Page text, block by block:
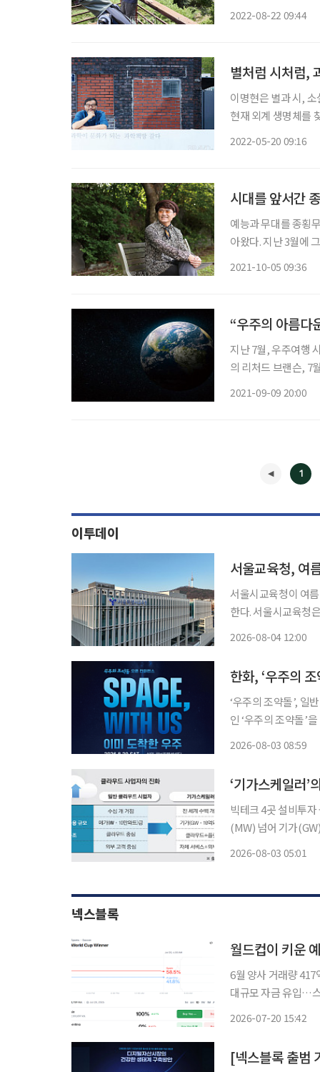
2022-08-22 09:44
별처럼 시처럼,
이명현은 별과 시,
현재 외계 생명체를
2022-05-20 09:16
시대를 앞서간
예능과 무대를 종횡
아왔다. 지난 3월에
2021-10-05 09:36
“우주의 아름다
지난 7월, 우주여행
의 리처드 브랜슨, 7
2021-09-09 20:00
1
이투데이
서울교육청, 여
서울시교육청이 여
한다. 서울시교육청은 독서캠페인 '북웨이브(BookWave)'와 연계해 산하 23개 도서관과 평
2026-08-04 12:00
한화, ‘우주의
‘우주의 조약돌’, 일반 대중으로 공개 확대
인 ‘우주의 조약돌’
2026-08-03 08:59
‘기가스케일러
빅테크 4곳 설비투
(MW) 넘어 기가
2026-08-03 05:01
넥스블록
월드컵이 키운
6월 양사 거래량
대규모 자금 유입…
2026-07-20 15:42